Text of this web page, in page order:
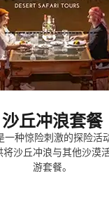
沙丘冲浪套餐
一种惊险刺激的探险活
沙丘冲浪与其他沙漠
游套餐。